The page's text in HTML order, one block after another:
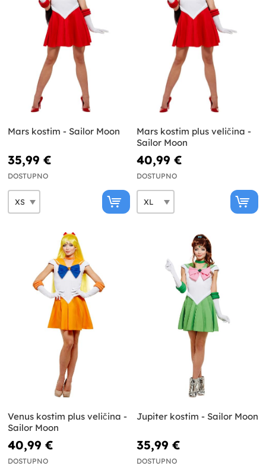
Mars kostim - Sailor Moon
35,99 €
DOSTUPNO
Mars kostim plus veličina -
Sailor Moon
40,99 €
DOSTUPNO
Venus kostim plus veličina -
Sailor Moon
40,99 €
DOSTUPNO
Jupiter kostim - Sailor Moon
35,99 €
DOSTUPNO